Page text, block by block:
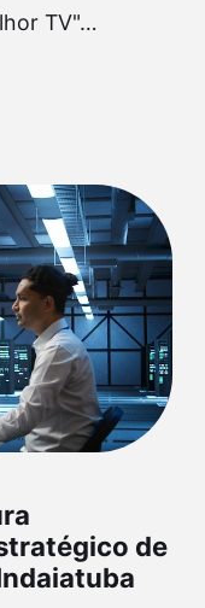
TV"…
de